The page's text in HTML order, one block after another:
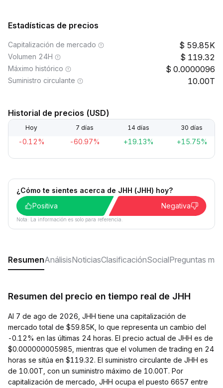
Estadísticas de precios
Capitalización de mercado 59.85K
Volumen 24H 119.32
Máximo histórico 0.0000096
Suministro circulante 10.00T
Historial de precios (USD)
Hoy 7 días 14 días 30 días
-0.12% -60.97% +19.13% +15.75%
¿Cómo te sientes acerca de JHH (JHH) hoy?
Positiva
Negativa
Nota: La información es solo para referencia.
ResumenAnálisisNoticiasClasificaciónSocialPreguntas
Resumen del precio en tiempo real de JHH
Al 7 de ago de 2026, JHH tiene una capitalización de
mercado total de $59.85K, lo que representa un cambio del
-0.12% en las últimas 24 horas. El precio actual de JHH es de
$0.000000005985, mientras que el volumen de trading en 24
horas se sitúa en $119.32. El suministro circulante de JHH es
de 10.00T, con un suministro máximo de 10.00T. Por
capitalización de mercado, JHH ocupa el puesto 6657 entre